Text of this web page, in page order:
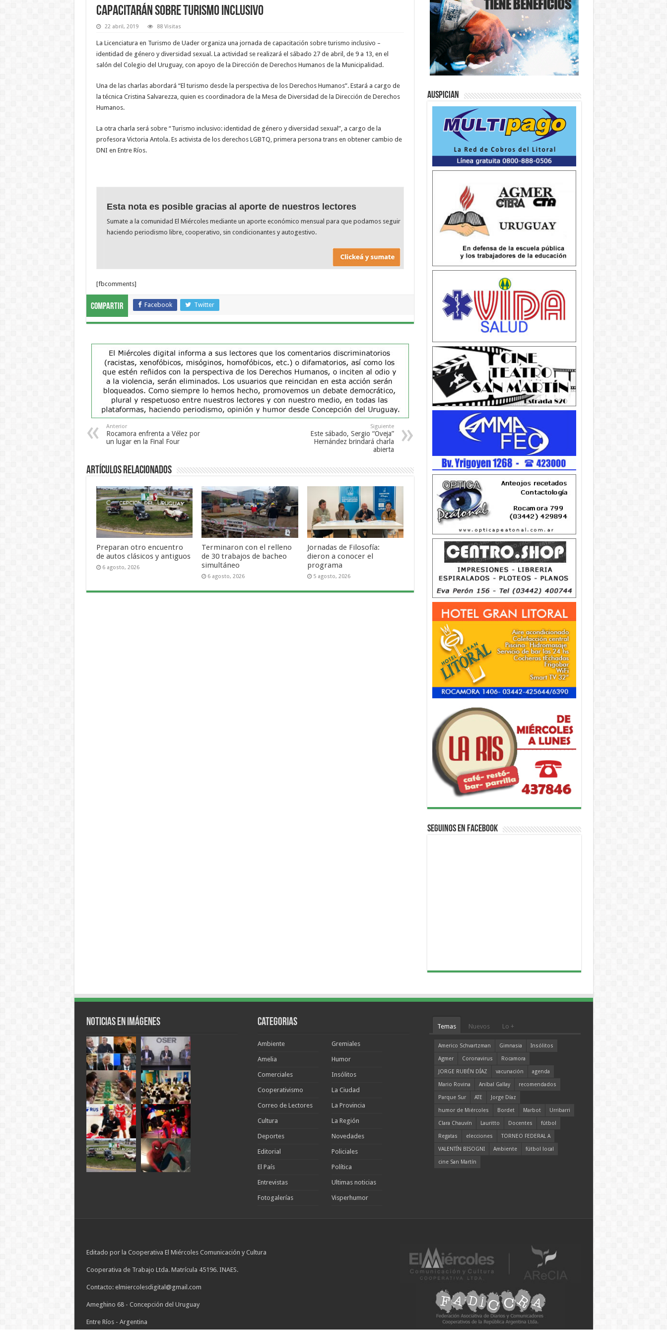
Capacitarán sobre turismo inclusivo
22 abril, 2019 88 Visitas
La Licenciatura en Turismo de Uader organiza una jornada de capacitación sobre turismo inclusivo –
identidad de género y diversidad sexual. La actividad se realizará el sábado 27 de abril, de 9 a 13, en el
salón del Colegio del Uruguay, con apoyo de la Dirección de Derechos Humanos de la Municipalidad.
Una de las charlas abordará “El turismo desde la perspectiva de los Derechos Humanos”. Estará a cargo de
la técnica Cristina Salvarezza, quien es coordinadora de la Mesa de Diversidad de la Dirección de Derechos
Humanos.
La otra charla será sobre “Turismo inclusivo: identidad de género y diversidad sexual”, a cargo de la
profesora Victoria Antola. Es activista de los derechos LGBTQ, primera persona trans en obtener cambio de
DNI en Entre Ríos.
Esta nota es posible gracias al aporte de nuestros lectores
Sumate a la comunidad El Miércoles mediante un aporte económico mensual para que podamos seguir
haciendo periodismo libre, cooperativo, sin condicionantes y autogestivo.
[fbcomments]
Compartir Facebook Twitter
Anterior
Rocamora enfrenta a Vélez por
un lugar en la Final Four
Siguiente
Este sábado, Sergio “Oveja”
Hernández brindará charla
abierta
Artículos Relacionados
Preparan otro encuentro
de autos clásicos y antiguos
6 agosto, 2026
Terminaron con el relleno
de 30 trabajos de bacheo
simultáneo
6 agosto, 2026
Jornadas de Filosofía:
dieron a conocer el
programa
5 agosto, 2026
Auspician
Seguinos en Facebook
Noticias en Imágenes Categorias
Ambiente
Amelia
Comerciales
Cooperativismo
Correo de Lectores
Cultura
Deportes
Editorial
El País
Entrevistas
Fotogalerías
Gremiales
Humor
Insólitos
La Ciudad
La Provincia
La Región
Novedades
Policiales
Política
Ultimas noticias
Visperhumor
Temas Nuevos Lo +
Americo Schvartzman Gimnasia
Insólitos
Agmer
Coronavirus
Rocamora
JORGE RUBÉN DÍAZ
vacunación
agenda
Mario Rovina
Aníbal Gallay
recomendados
Parque Sur
ATE
Jorge Díaz
humor de Miércoles
Bordet Marbot
Urribarri
Clara Chauvín
Lauritto Docentes
fútbol
Regatas
elecciones
TORNEO FEDERAL A
VALENTÍN BISOGNI
Ambiente
fútbol local
cine San Martín
Editado por la Cooperativa El Miércoles Comunicación y Cultura
Cooperativa de Trabajo Ltda. Matrícula 45196. INAES.
Contacto: elmiercolesdigital@gmail.com
Ameghino 68 - Concepción del Uruguay
Entre Ríos - Argentina